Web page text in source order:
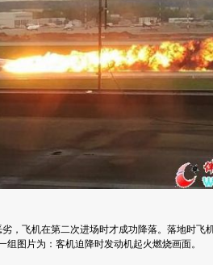
，飞机在第二次进场时才成功降落。落地时飞
组图片为：客机迫降时发动机起火燃烧画面。